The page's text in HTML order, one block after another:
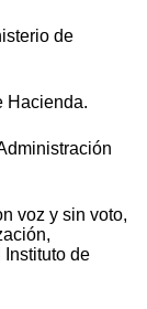
de
Hacienda.
voz y sin voto,
de